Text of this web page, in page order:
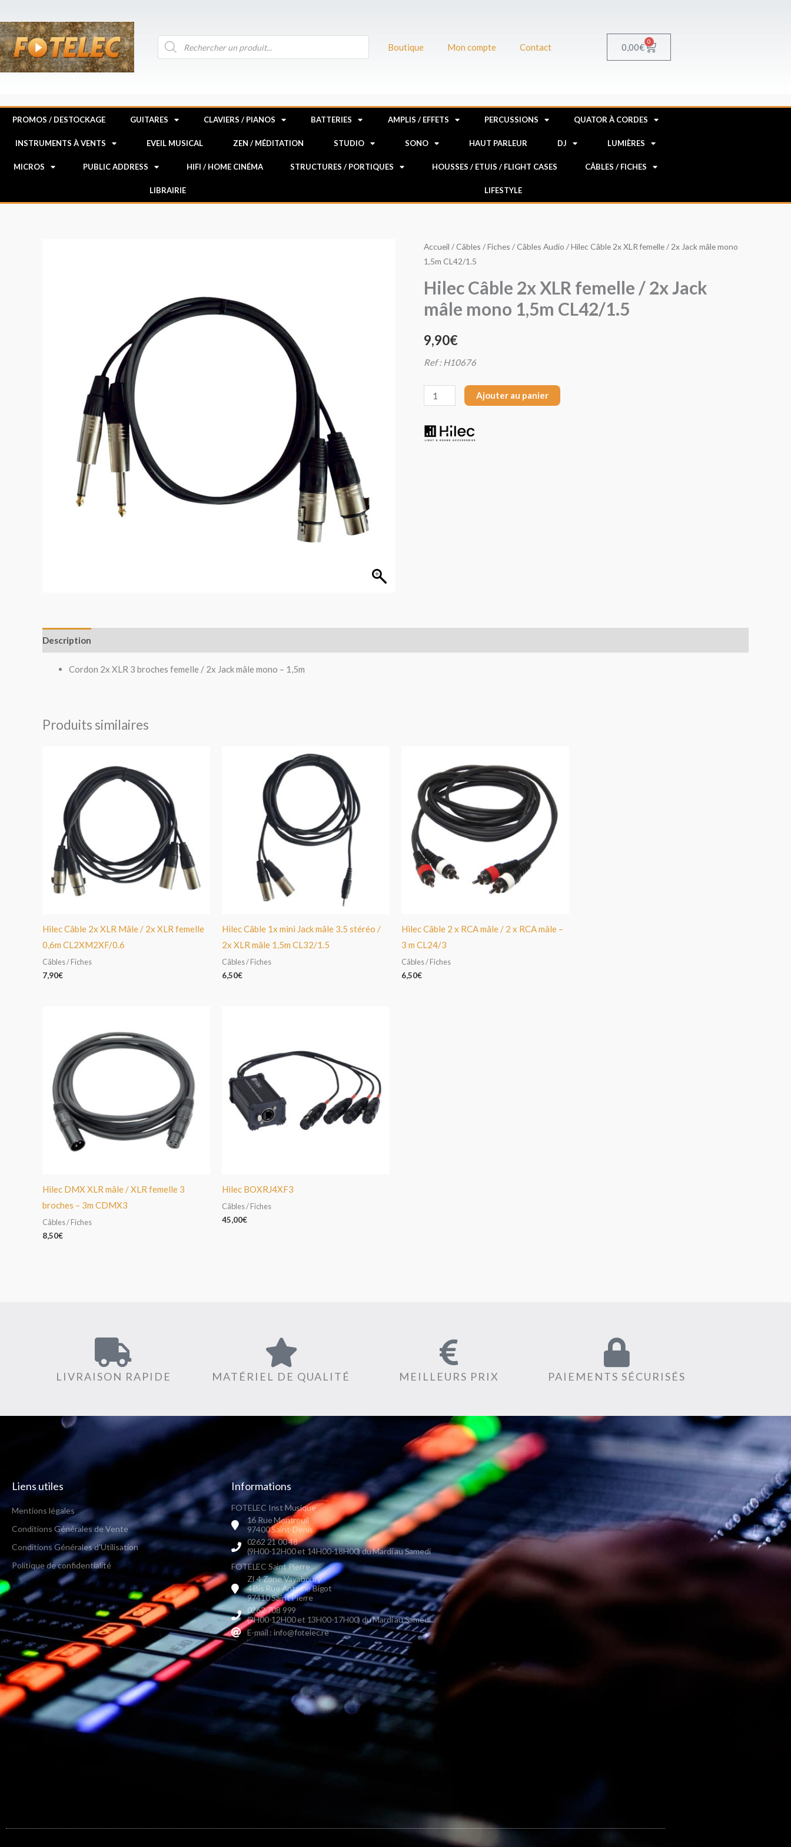
au
contenu
Recherche
de
produits
Boutique Mon compte Contact 0,00€
0
Panier
PROMOS / DESTOCKAGE GUITARES CLAVIERS / PIANOS BATTERIES AMPLIS / EFFETS PERCUSSIONS QUATOR À CORDES
INSTRUMENTS À VENTS EVEIL MUSICAL ZEN / MÉDITATION STUDIO SONO HAUT PARLEUR DJ LUMIÈRES
MICROS PUBLIC ADDRESS HIFI / HOME CINÉMA STRUCTURES / PORTIQUES HOUSSES / ETUIS / FLIGHT CASES CÂBLES / FICHES
LIBRAIRIE LIFESTYLE
Accueil /Câbles / Fiches /Câbles Audio / Hilec Câble 2x XLR femelle / 2x Jack mâle mono
1,5m CL42/1.5
Hilec Câble 2x XLR femelle / 2x Jack
mâle mono 1,5m CL42/1.5
9,90€
Ref : H10676
quantité
de
Câble
2x
femelle
/
Jack
mâle
1,5m
Ajouter au panier
Description
Cordon 2x XLR 3 broches femelle / 2x Jack mâle mono – 1,5m
Produits similaires
Hilec Câble 2x XLR Mâle / 2x XLR femelle
0,6m CL2XM2XF/0.6
Câbles / Fiches
7,90€
Hilec Câble 1x mini Jack mâle 3.5 stéréo /
2x XLR mâle 1,5m CL32/1.5
Câbles / Fiches
6,50€
Hilec Câble 2 x RCA mâle / 2 x RCA mâle –
3 m CL24/3
Câbles / Fiches
6,50€
Hilec DMX XLR mâle / XLR femelle 3
broches – 3m CDMX3
Câbles / Fiches
8,50€
Hilec BOXRJ4XF3
Câbles / Fiches
45,00€
LIVRAISON RAPIDE MATÉRIEL DE QUALITÉ MEILLEURS PRIX PAIEMENTS SÉCURISÉS
Liens utiles
Mentions légales
Conditions Générales de Vente
Conditions Générales d'Utilisation
Politique de confidentialité
Informations
FOTELEC Inst Musique
16 Rue Montreuil
97400 Saint-Denis
0262 21 00 48
(9H00-12H00 et 14H00-18H00) du Mardi au Samedi
FOTELEC Saint Pierre
ZI 4 Zone Vayaboury
4 Bis Rue Antoine Bigot
97410 Saint Pierre
0262 708 999
(9H00-12H00 et 13H00-17H00) du Mardi au Samedi
E-mail : info@fotelec.re